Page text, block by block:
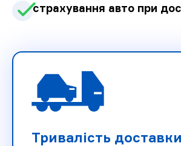
страхування авто при
Тривалість